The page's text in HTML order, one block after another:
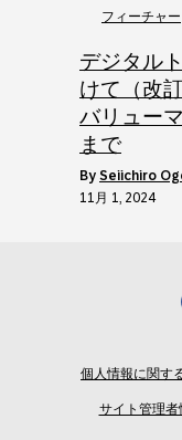
フィーチャー
デジタル
けて（改
バリュー
まで
by Seiichiro
11月 1, 2024
個人情報に関す
サイト管理者